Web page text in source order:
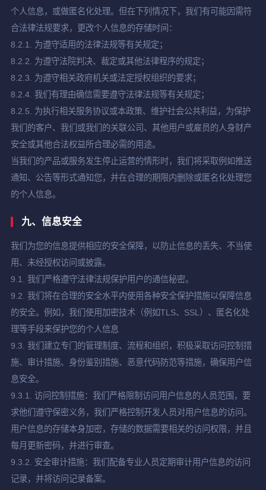
个人信息，或做匿名化处理。但在下列情况下，我们有可能因需符
合法律法规要求，更改个人信息的存储时间：
8.2.1. 为遵守适用的法律法规等有关规定；
8.2.2. 为遵守法院判决、裁定或其他法律程序的规定；
8.2.3. 为遵守相关政府机关或法定授权组织的要求；
8.2.4. 我们有理由确信需要遵守法律法规等有关规定；
8.2.5. 为执行相关服务协议或本政策、维护社会公共利益，为保护
我们的客户、我们或我们的关联公司、其他用户或雇员的人身财产
安全或其他合法权益所合理必需的用途。
当我们的产品或服务发生停止运营的情形时，我们将采取例如推送
通知、公告等形式通知您，并在合理的期限内删除或匿名化处理您
的个人信息。
九、信息安全
我们为您的信息提供相应的安全保障，以防止信息的丢失、不当使
用、未经授权访问或披露。
9.1. 我们严格遵守法律法规保护用户的通信秘密。
9.2. 我们将在合理的安全水平内使用各种安全保护措施以保障信息
的安全。例如，我们使用加密技术（例如TLS、SSL）、匿名化处
理等手段来保护您的个人信息
9.3. 我们建立专门的管理制度、流程和组织，积极采取访问控制措
施、审计措施、身份鉴别措施、恶意代码防范等措施，确保用户信
息安全。
9.3.1. 访问控制措施：我们严格限制访问用户信息的人员范围，要
求他们遵守保密义务，我们严格控制开发人员对用户信息的访问。
用户信息的存储本身加密，存储的数据需要相关的访问权限，并且
每月更新密码，并进行审查。
9.3.2. 安全审计措施：我们配备专业人员定期审计用户信息的访问
记录，并将访问记录备案。